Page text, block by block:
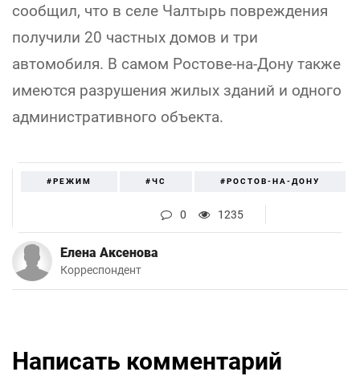
сообщил, что в селе Чалтырь повреждения
получили 20 частных домов и три
автомобиля. В самом Ростове-на-Дону также
имеются разрушения жилых зданий и одного
административного объекта.
#РЕЖИМ #ЧС #РОСТОВ-НА-ДОНУ
0 1235
Елена Аксенова
Корреспондент
Написать комментарий